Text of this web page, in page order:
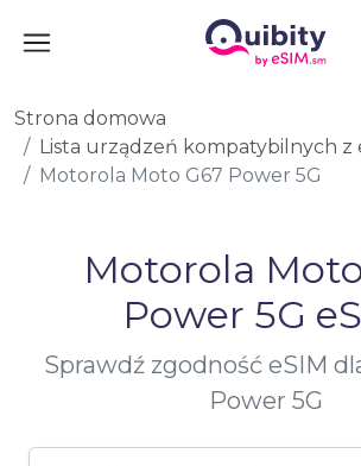
Strona domowa
Lista urządzeń kompatybilnych z
Motorola Moto G67 Power 5G
Motorola
Power 5G
Sprawdź zgodność eSIM
Power 5G